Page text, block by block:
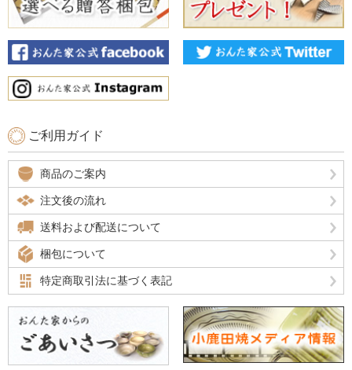
ご利用ガイド
商品のご案内
注文後の流れ
送料および配送について
梱包について
特定商取引法に基づく表記